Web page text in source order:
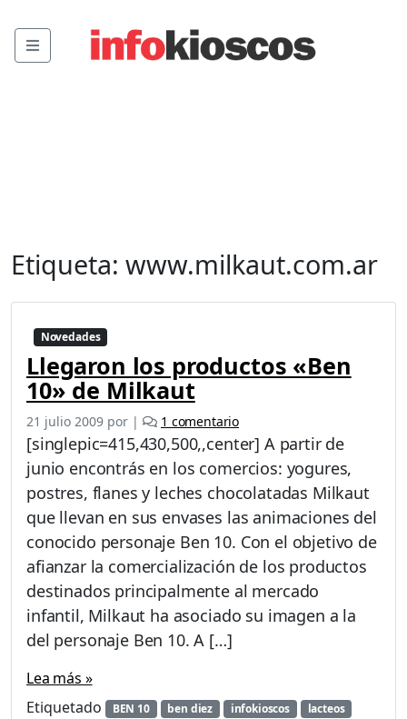
Menu
Etiqueta: www.milkaut.com.ar
Novedades
Llegaron los productos «Ben
10» de Milkaut
21 julio 2009 por | 1 comentarioe
n
l
e
g
a
r
o
n
l
o
[singlepic=415,430,500,,center] A partir de
junio encontrás en los comercios: yogures,
postres, flanes y leches chocolatadas Milkaut
que llevan en sus envases las animaciones del
conocido personaje Ben 10. Con el objetivo de
afianzar la comercialización de los productos
destinados principalmente al mercado
infantil, Milkaut ha asociado su imagen a la
del personaje Ben 10. A […]
Lea más »
Etiquetado
BEN 10 ben diez infokioscos
lacteos